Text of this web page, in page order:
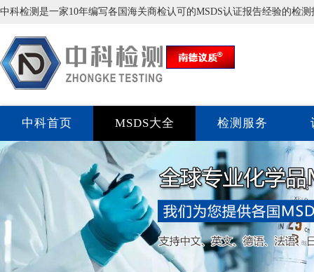
中科检测是一家10年编写各国海关商检认可的MSDS认证报告经验的检
中科首页 MSDS大全 检测服务